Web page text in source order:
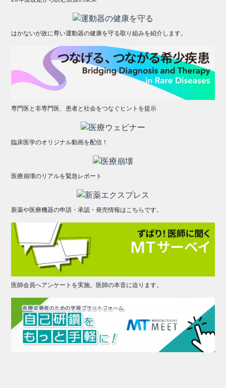
はかないが故に尊い運動器の健康を守る取り組みを紹介します。
専門医と非専門医、患者と社会をつなぐヒントを提示
臨床医学のオリジナル動画を配信！
医療崩壊のリアルを緊急レポート
新薬や医療機器の申請・承認・発売情報はこちらです。
医師会員へアンケートを実施。医師の本音に迫ります。